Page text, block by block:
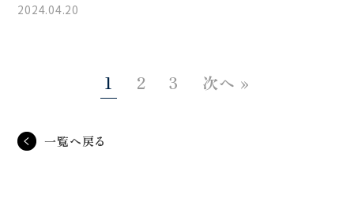
2024.04.20
1 2 3 次へ »
一覧へ戻る